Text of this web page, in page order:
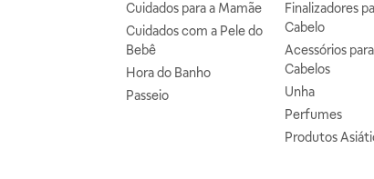
Cuidados para a Mamãe
Cuidados com a Pele do
Bebê
Hora do Banho
Passeio
Finalizadores
Cabelo
Acessórios para
Cabelos
Unha
Perfumes
Produtos